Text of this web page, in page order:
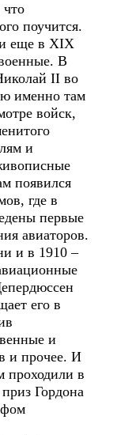
что
поучится.
еще в XIX
В
II во
именно там
войск,
и
появился
где в
первые
авиаторов.
и в 1910 –
его в
и
и прочее. И
проходили в
Гордона